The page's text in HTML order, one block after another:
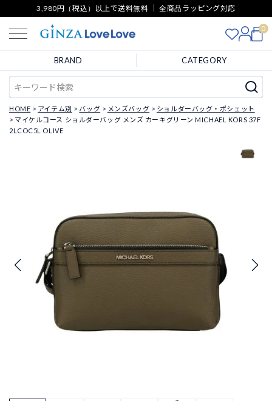
3,980円（税込）以上で送料無料 ｜ 全商品ラッピング対応
0
BRAND CATEGORY
HOME アイテム別 バッグ メンズバッグ
ショルダーバッグ・ポシェット
マイケルコース ショルダーバッグ メンズ カーキグリーン MICHAEL KORS 37F
2LCOC5L OLIVE